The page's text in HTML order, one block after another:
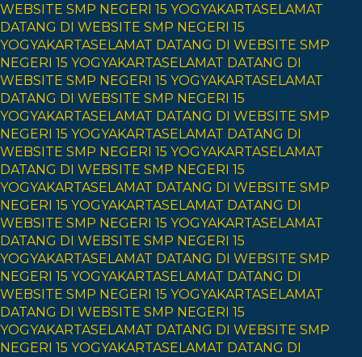
WEBSITE SMP NEGERI 15 YOGYAKARTASELAMAT
DATANG DI WEBSITE SMP NEGERI 15
YOGYAKARTASELAMAT DATANG DI WEBSITE SMP
NEGERI 15 YOGYAKARTASELAMAT DATANG DI
WEBSITE SMP NEGERI 15 YOGYAKARTASELAMAT
DATANG DI WEBSITE SMP NEGERI 15
YOGYAKARTASELAMAT DATANG DI WEBSITE SMP
NEGERI 15 YOGYAKARTASELAMAT DATANG DI
WEBSITE SMP NEGERI 15 YOGYAKARTASELAMAT
DATANG DI WEBSITE SMP NEGERI 15
YOGYAKARTASELAMAT DATANG DI WEBSITE SMP
NEGERI 15 YOGYAKARTASELAMAT DATANG DI
WEBSITE SMP NEGERI 15 YOGYAKARTASELAMAT
DATANG DI WEBSITE SMP NEGERI 15
YOGYAKARTASELAMAT DATANG DI WEBSITE SMP
NEGERI 15 YOGYAKARTASELAMAT DATANG DI
WEBSITE SMP NEGERI 15 YOGYAKARTASELAMAT
DATANG DI WEBSITE SMP NEGERI 15
YOGYAKARTASELAMAT DATANG DI WEBSITE SMP
NEGERI 15 YOGYAKARTASELAMAT DATANG DI